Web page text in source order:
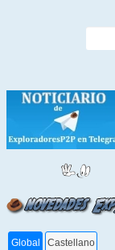
Global Castellano